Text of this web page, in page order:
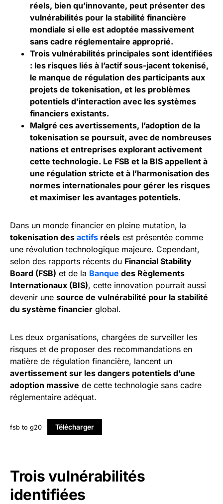
réels, bien qu’innovante, peut présenter des
vulnérabilités pour la stabilité financière
mondiale si elle est adoptée massivement
sans cadre réglementaire approprié.
Trois vulnérabilités principales sont identifiées
: les risques liés à l’actif sous-jacent tokenisé,
le manque de régulation des participants aux
projets de tokenisation, et les problèmes
potentiels d’interaction avec les systèmes
financiers existants.
Malgré ces avertissements, l’adoption de la
tokenisation se poursuit, avec de nombreuses
nations et entreprises explorant activement
cette technologie. Le FSB et la BIS appellent à
une régulation stricte et à l’harmonisation des
normes internationales pour gérer les risques
et maximiser les avantages potentiels.
Dans un monde financier en pleine mutation, la
tokenisation des actifs réels est présentée comme
une révolution technologique majeure. Cependant,
selon des rapports récents du Financial Stability
Board (FSB) et de la Banque des Règlements
Internationaux (BIS), cette innovation pourrait aussi
devenir une source de vulnérabilité pour la stabilité
du système financier global.
Les deux organisations, chargées de surveiller les
risques et de proposer des recommandations en
matière de régulation financière, lancent un
avertissement sur les dangers potentiels d’une
adoption massive de cette technologie sans cadre
réglementaire adéquat.
fsb to g20 Télécharger
Trois vulnérabilités
identifiées